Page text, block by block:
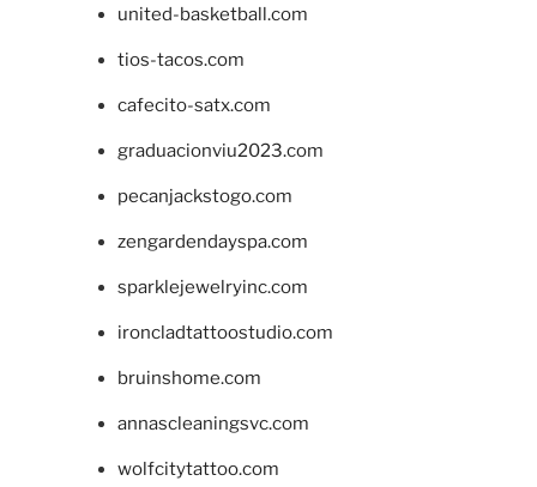
united-basketball.com
tios-tacos.com
cafecito-satx.com
graduacionviu2023.com
pecanjackstogo.com
zengardendayspa.com
sparklejewelryinc.com
ironcladtattoostudio.com
bruinshome.com
annascleaningsvc.com
wolfcitytattoo.com